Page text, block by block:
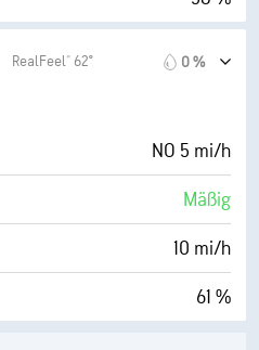
44 %
10 mi
30000 ft
RealFeel® 62° 0 %
NO 5 mi/h
Mäßig
10 mi/h
61 %